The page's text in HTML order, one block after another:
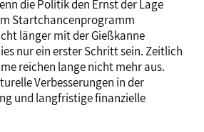
die Politik den Ernst der Lage
Startchancenprogramm
länger mit der Gießkanne
nur ein erster Schritt sein. Zeitlich
reichen lange nicht mehr aus.
Verbesserungen in der
und langfristige finanzielle